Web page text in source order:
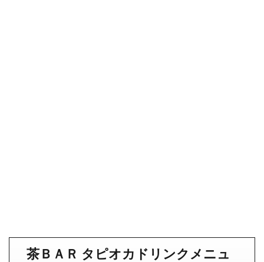
茶ＢＡＲ タピオカドリンクメニュ